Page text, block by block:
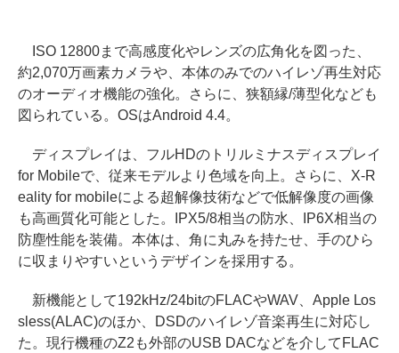
ISO 12800まで高感度化やレンズの広角化を図った、
約2,070万画素カメラや、本体のみでのハイレゾ再生対応
のオーディオ機能の強化。さらに、狭額縁/薄型化なども
図られている。OSはAndroid 4.4。
ディスプレイは、フルHDのトリルミナスディスプレイ
for Mobileで、従来モデルより色域を向上。さらに、X-R
eality for mobileによる超解像技術などで低解像度の画像
も高画質化可能とした。IPX5/8相当の防水、IP6X相当の
防塵性能を装備。本体は、角に丸みを持たせ、手のひら
に収まりやすいというデザインを採用する。
新機能として192kHz/24bitのFLACやWAV、Apple Los
sless(ALAC)のほか、DSDのハイレゾ音楽再生に対応し
た。現行機種のZ2も外部のUSB DACなどを介してFLAC